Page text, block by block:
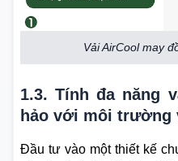
Vải AirCool may
1.3. Tính đa năng
hảo với môi trường
Đầu tư vào một thiết kế